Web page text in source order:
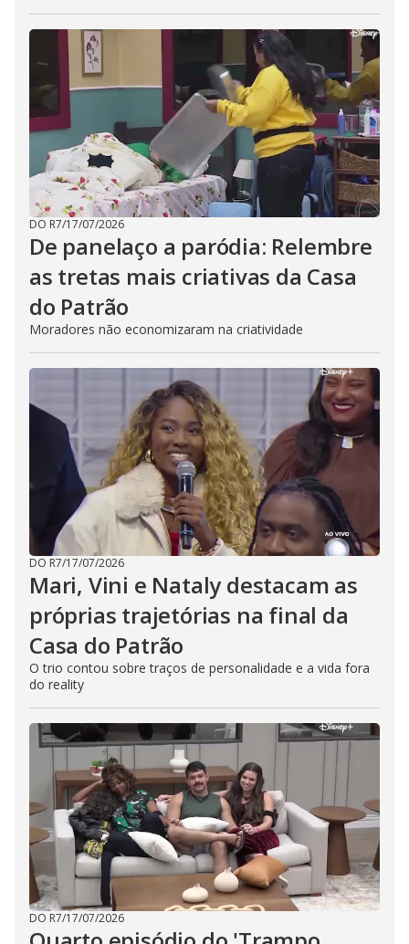
DO R7/17/07/2026
De panelaço a paródia: Relembre
as tretas mais criativas da Casa
do Patrão
Moradores não economizaram na criatividade
DO R7/17/07/2026
Mari, Vini e Nataly destacam as
próprias trajetórias na final da
Casa do Patrão
O trio contou sobre traços de personalidade e a vida fora
do reality
DO R7/17/07/2026